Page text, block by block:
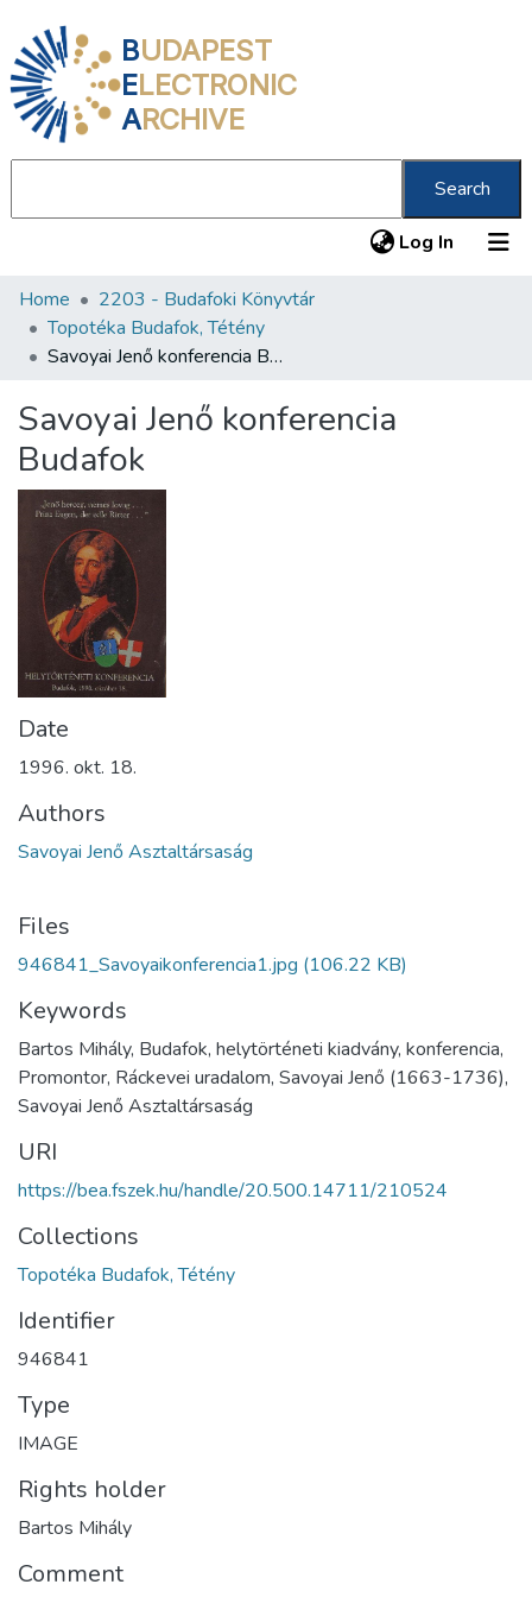
BUDAPEST
ELECTRONIC
ARCHIVE
Search
Log In (current)
Communities & Collections
All of DSpace
About us
Home
2203 - Budafoki Könyvtár
Topotéka Budafok, Tétény
Savoyai Jenő konferencia Budafok
Savoyai Jenő konferencia
Budafok
Date
1996. okt. 18.
Authors
Savoyai Jenő Asztaltársaság
Files
946841_Savoyaikonferencia1.jpg (106.22 KB)
Keywords
Bartos Mihály, Budafok, helytörténeti kiadvány, konferencia,
Promontor, Ráckevei uradalom, Savoyai Jenő (1663-1736),
Savoyai Jenő Asztaltársaság
URI
https://bea.fszek.hu/handle/20.500.14711/210524
Collections
Topotéka Budafok, Tétény
Identifier
946841
Type
IMAGE
Rights holder
Bartos Mihály
Comment